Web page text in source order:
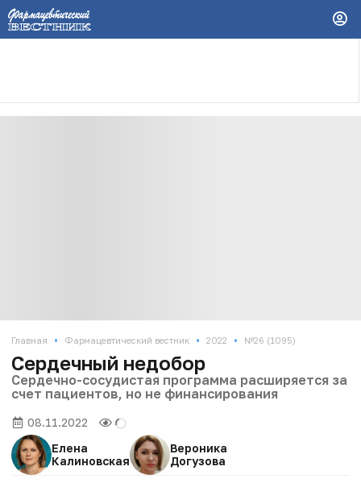
Главная • Фармацевтический вестник • 2022 • №26 (1095)
Сердечный недобор
Сердечно-сосудистая программа расширяется за
счет пациентов, но не финансирования
08.11.2022
Елена
Калиновская
Вероника
Догузова